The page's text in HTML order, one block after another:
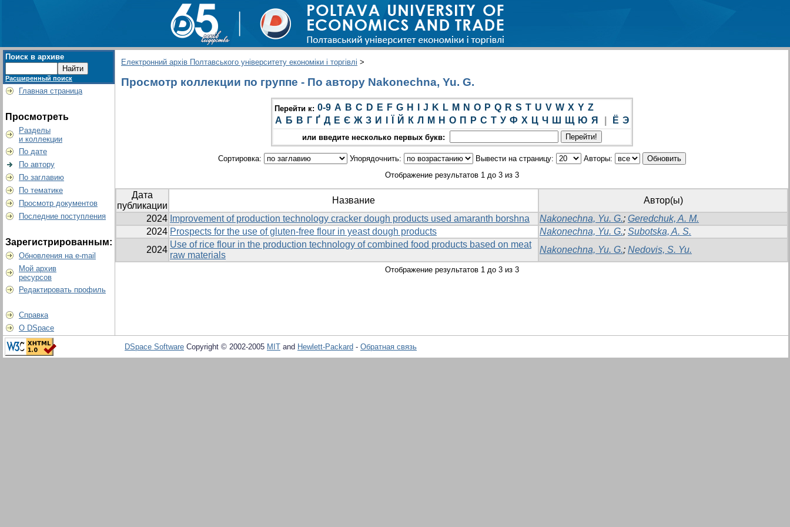
Поиск в архиве
Расширенный поиск
Главная страница
Просмотреть
Разделы
и коллекции
По дате
По автору
По заглавию
По тематике
Просмотр документов
Последние поступления
Зарегистрированным:
Обновления на e-mail
Мой архив
ресурсов
Редактировать профиль
Справка
О DSpace
Електронний архів Полтавського університету економіки і торгівлі >
Просмотр коллекции по группе - По автору Nakonechna, Yu. G.
Перейти к: 0-9 A B C D E F G H J K L M N O P Q R S T U V W X Y Z
А Б В Г Ґ Д Е Є Ж З И Й К Л М Н О П Р С Т У Ф Х Ц Ч Ш Щ Ю Я Ё Э
или введите несколько первых букв:
Сортировка: Упорядочнить: Вывести на страницу:
Авторы:
Отображение результатов 1 до 3 из 3
Дата
публикации
Название
Автор(ы)
2024 Improvement of production technology cracker dough products used amaranth borshna Nakonechna, Yu. G.; Geredchuk, A. M.
2024 Prospects for the use of gluten-free flour in yeast dough products Nakonechna, Yu. G.; Subotska, A. S.
2024
Use of rice flour in the production technology of combined food products based on meat
raw materials
Nakonechna, Yu. G.; Nedovis, S. Yu.
Отображение результатов 1 до 3 из 3
DSpace Software Copyright © 2002-2005 MIT and Hewlett-Packard - Обратная связь